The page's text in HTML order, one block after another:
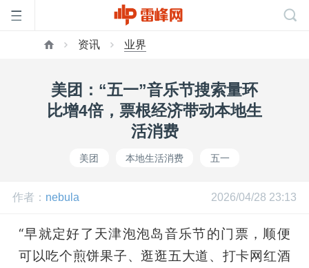
页
网
资讯 业界
美团：“五一”音乐节搜索量环
比增4倍，票根经济带动本地生
活消费
美团 本地生活消费 五一
作者： nebula 2026/04/28 23:13
“早就定好了天津泡泡岛音乐节的门票，顺便
可以吃个煎饼果子、逛逛五大道、打卡网红酒